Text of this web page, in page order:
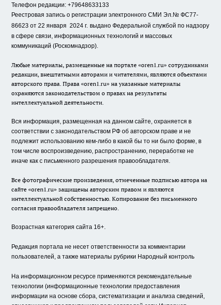
Телефон редакции: +79648633133
Реестровая запись о регистрации электронного СМИ Эл.№ ФС77-
86623 от 22 января 2024 г. выдано Федеральной службой по надзору
в сфере связи, информационных технологий и массовых
коммуникаций (Роскомнадзор).
Любые материалы, размещенные на портале «oren1.ru» сотрудниками
редакции, внештатными авторами и читателями, являются объектами
авторского права. Права «oren1.ru» на указанные материалы
охраняются законодательством о правах на результаты
интеллектуальной деятельности.
Вся информация, размещенная на данном сайте, охраняется в
соответствии с законодательством РФ об авторском праве и не
подлежит использованию кем-либо в какой бы то ни было форме, в
том числе воспроизведению, распространению, переработке не
иначе как с письменного разрешения правообладателя.
Все фотографические произведения, отмеченные подписью автора на
сайте «oren1.ru» защищены авторским правом и являются
интеллектуальной собственностью. Копирование без письменного
согласия правообладателя запрещено.
Возрастная категория сайта 16+.
Редакция портала не несет ответственности за комментарии
пользователей, а также материалы рубрики Народный контроль
На информационном ресурсе применяются рекомендательные
технологии (информационные технологии предоставления
информации на основе сбора, систематизации и анализа сведений,